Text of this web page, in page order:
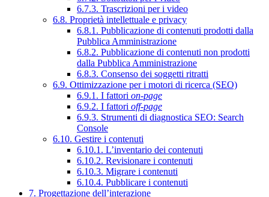
6.7.3. Trascrizioni per i video
6.8. Proprietà intellettuale e privacy
6.8.1. Pubblicazione di contenuti prodotti dalla
Pubblica Amministrazione
6.8.2. Pubblicazione di contenuti non prodotti
dalla Pubblica Amministrazione
6.8.3. Consenso dei soggetti ritratti
6.9. Ottimizzazione per i motori di ricerca (SEO)
6.9.1. I fattori on-page
6.9.2. I fattori off-page
6.9.3. Strumenti di diagnostica SEO: Search
Console
6.10. Gestire i contenuti
6.10.1. L’inventario dei contenuti
6.10.2. Revisionare i contenuti
6.10.3. Migrare i contenuti
6.10.4. Pubblicare i contenuti
7. Progettazione dell’interazione